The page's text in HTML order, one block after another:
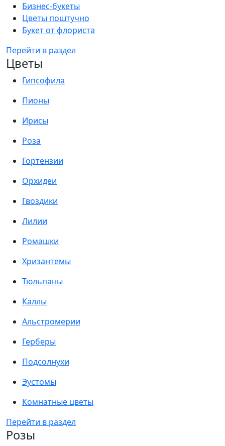
Бизнес-букеты
Цветы поштучно
Букет от флориста
Перейти в раздел
Цветы
Гипсофила
Пионы
Ирисы
Роза
Гортензии
Орхидеи
Гвоздики
Лилии
Ромашки
Хризантемы
Тюльпаны
Каллы
Альстромерии
Герберы
Подсолнухи
Эустомы
Комнатные цветы
Перейти в раздел
Розы